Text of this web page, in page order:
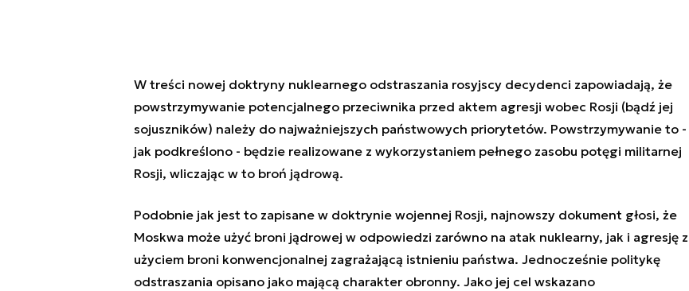
W treści nowej doktryny nuklearnego odstraszania rosyjscy decydenci zapowiadają, że
powstrzymywanie potencjalnego przeciwnika przed aktem agresji wobec Rosji (bądź jej
sojuszników) należy do najważniejszych państwowych priorytetów. Powstrzymywanie to -
jak podkreślono - będzie realizowane z wykorzystaniem pełnego zasobu potęgi militarnej
Rosji, wliczając w to broń jądrową.
Podobnie jak jest to zapisane w doktrynie wojennej Rosji, najnowszy dokument głosi, że
Moskwa może użyć broni jądrowej w odpowiedzi zarówno na atak nuklearny, jak i agresję z
użyciem broni konwencjonalnej zagrażającą istnieniu państwa. Jednocześnie politykę
odstraszania opisano jako mającą charakter obronny. Jako jej cel wskazano